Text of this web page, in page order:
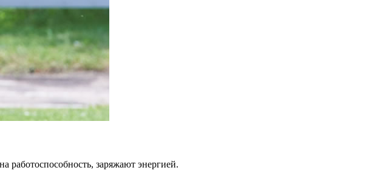
работоспособность, заряжают энергией.